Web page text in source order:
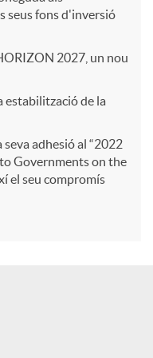
seus fons d'inversió
2027, un nou
estabilització de la
adhesió al “2022
Governments on the
el seu compromís